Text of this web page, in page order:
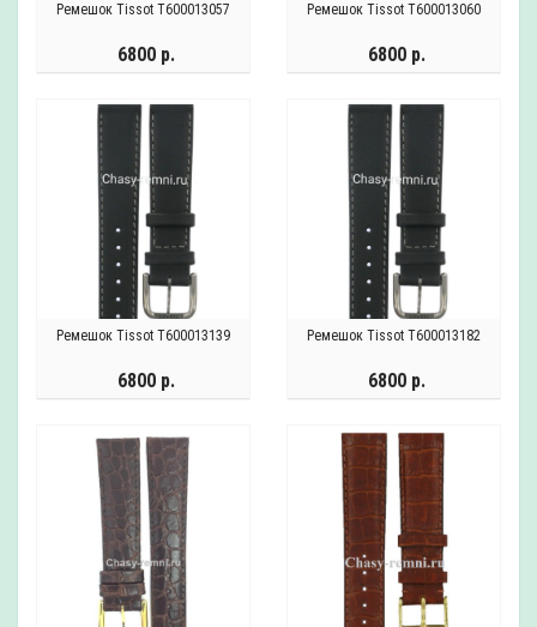
Ремешок Tissot T600013057
6800 р.
Ремешок Tissot T600013060
6800 р.
Ремешок Tissot T600013139
6800 р.
Ремешок Tissot T600013182
6800 р.